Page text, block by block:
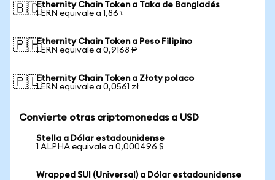
🇧🇩Ethernity Chain Token a Taka de Bangladés
1 ERN equivale a 1,86 ৳
🇵🇭Ethernity Chain Token a Peso Filipino
1 ERN equivale a 0,9168 ₱
🇵🇱Ethernity Chain Token a Złoty polaco
1 ERN equivale a 0,0561 zł
Convierte otras criptomonedas a USD
Stella a Dólar estadounidense
1 ALPHA equivale a 0,000496 $
Wrapped SUI (Universal) a Dólar estadounidense